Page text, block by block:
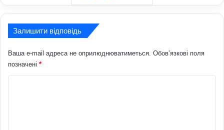
Залишити відповідь
Ваша e-mail адреса не оприлюднюватиметься. Обов’язкові поля
позначені *